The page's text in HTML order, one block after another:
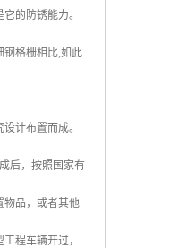
的防锈能力。
钢格栅相比,如此
计布置而成。
后，按照国家有
物品，或者其他
程车辆开过，